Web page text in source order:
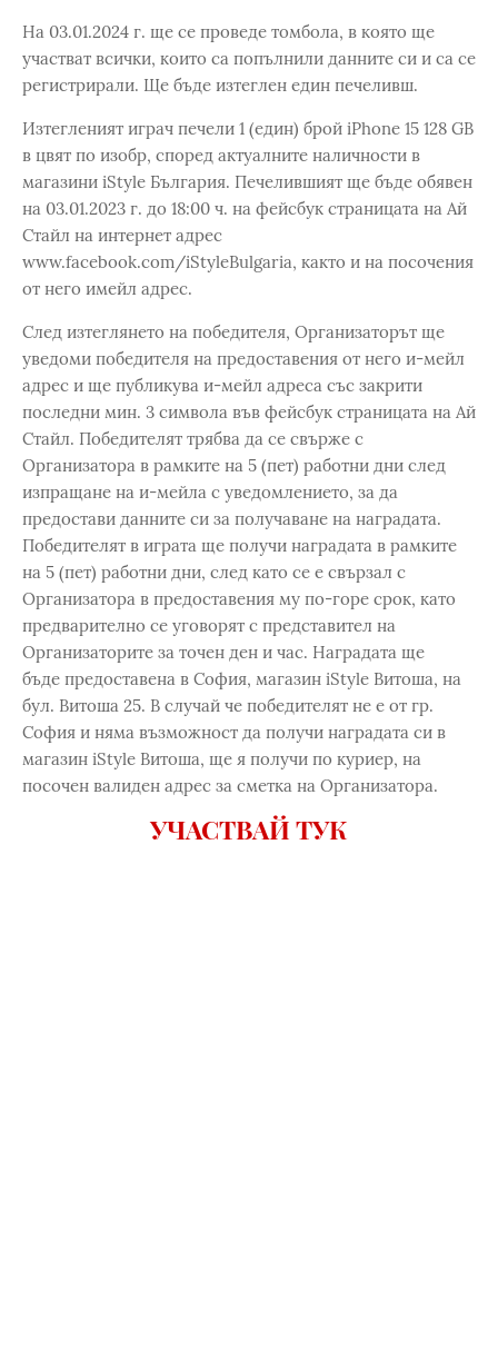
На 03.01.2024 г. ще се проведе томбола, в която ще
участват всички, които са попълнили данните си и са се
регистрирали. Ще бъде изтеглен един печеливш.
Изтегленият играч печели 1 (един) брой iPhone 15 128 GB
в цвят по изобр, според актуалните наличности в
магазини iStyle България. Печелившият ще бъде обявен
на 03.01.2023 г. до 18:00 ч. на фейсбук страницата на Ай
Стайл на интернет адрес
www.facebook.com/iStyleBulgaria, както и на посочения
от него имейл адрес.
След изтеглянето на победителя, Организаторът ще
уведоми победителя на предоставения от него и-мейл
адрес и ще публикува и-мейл адреса със закрити
последни мин. 3 символа във фейсбук страницата на Ай
Стайл. Победителят трябва да се свърже с
Организатора в рамките на 5 (пет) работни дни след
изпращане на и-мейла с уведомлението, за да
предостави данните си за получаване на наградата.
Победителят в играта ще получи наградата в рамките
на 5 (пет) работни дни, след като се е свързал с
Организатора в предоставения му по-горе срок, като
предварително се уговорят с представител на
Организаторите за точен ден и час. Наградата ще
бъде предоставена в София, магазин iStyle Витоша, на
бул. Витоша 25. В случай че победителят не е от гр.
София и няма възможност да получи наградата си в
магазин iStyle Витоша, ще я получи по куриер, на
посочен валиден адрес за сметка на Организатора.
УЧАСТВАЙ ТУК